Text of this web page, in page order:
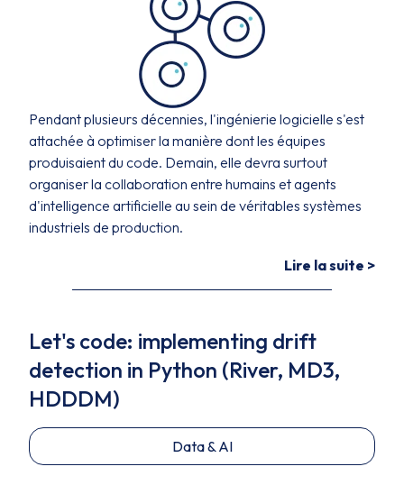
Pendant plusieurs décennies, l'ingénierie logicielle s'est
attachée à optimiser la manière dont les équipes
produisaient du code. Demain, elle devra surtout
organiser la collaboration entre humains et agents
d'intelligence artificielle au sein de véritables systèmes
industriels de production.
Lire la suite >
Let's code: implementing drift
detection in Python (River, MD3,
HDDDM)
Data & AI